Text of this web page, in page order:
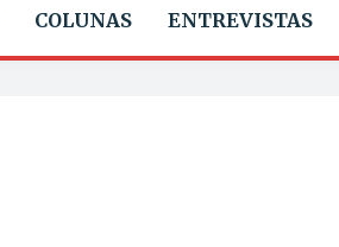
COLUNAS ENTREVISTAS